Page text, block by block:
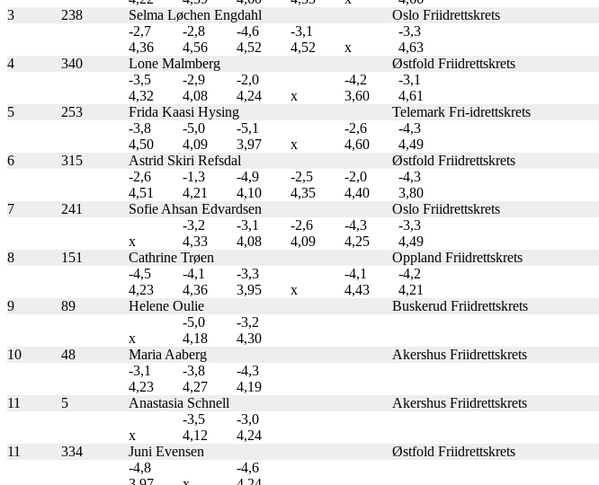
3
238 Selma Løchen Engdahl Oslo Friidrettskrets
-2,7
-2,8 -4,6 -3,1
-3,3
4,36
4,56 4,52 4,52 x
4,63
4
340 Lone Malmberg Østfold Friidrettskrets
-3,5
-2,9 -2,0 -4,2
-3,1
4,32
4,08 4,24 x 3,60
4,61
5
253 Frida Kaasi Hysing Telemark Fri-idrettskrets
-3,8
-5,0 -5,1 -2,6
-4,3
4,50
4,09 3,97 x 4,60
4,49
6
315 Astrid Skiri Refsdal Østfold Friidrettskrets
-2,6
-1,3 -4,9 -2,5 -2,0
-4,3
4,51
4,21 4,10 4,35 4,40
3,80
7
241 Sofie Ahsan Edvardsen Oslo Friidrettskrets
-3,2
-3,1 -2,6 -4,3
-3,3
x
4,33 4,08 4,09 4,25
4,49
8
151 Cathrine Trøen Oppland Friidrettskrets
-4,5
-4,1 -3,3 -4,1
-4,2
4,23
4,36 3,95 x 4,43
4,21
9
89 Helene Oulie Buskerud Friidrettskrets
-5,0
-3,2
x
4,18
4,30
10
48 Maria Aaberg Akershus Friidrettskrets
-3,1
-3,8
-4,3
4,23
4,27
4,19
11
5 Anastasia Schnell Akershus Friidrettskrets
-3,5
-3,0
x
4,12
4,24
11
334 Juni Evensen Østfold Friidrettskrets
-4,8
-4,6